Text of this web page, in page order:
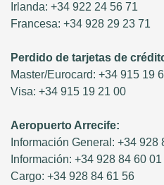
Irlanda: +34 922 24 56 71
Francesa: +34 928 29 23 71
Perdido de tarjetas de
Master/Eurocard: +34 915 19
Visa: +34 915 19 21 00
Aeropuerto Arrecife:
Información General: +34 928
Información: +34 928 84 60 01
Cargo: +34 928 84 61 56